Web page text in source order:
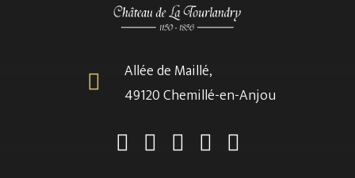
Allée de Maillé,
49120 Chemillé-en-Anjou